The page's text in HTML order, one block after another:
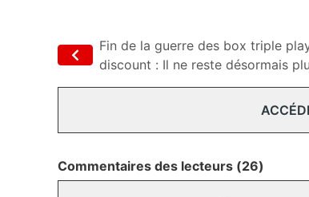
Fin de la guerre des box triple
discount : Il ne reste désormais
Commentaires des lecteurs (26)